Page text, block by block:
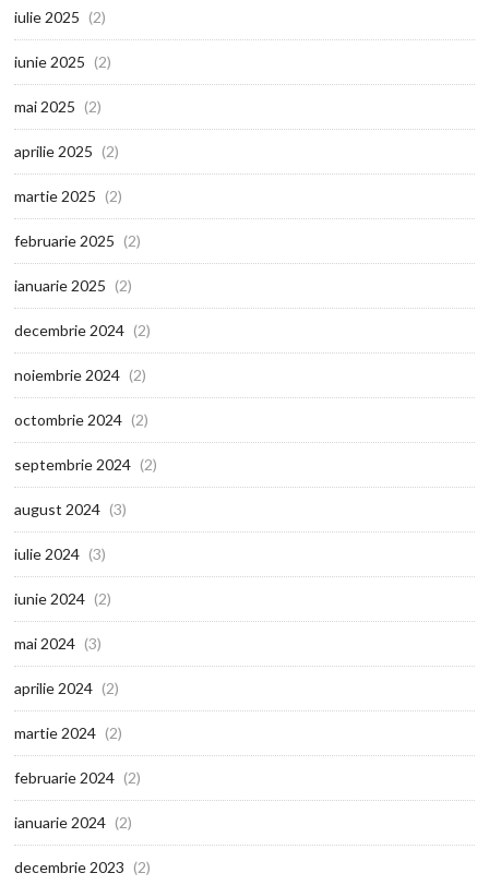
iulie 2025 (2)
iunie 2025 (2)
mai 2025 (2)
aprilie 2025 (2)
martie 2025 (2)
februarie 2025 (2)
ianuarie 2025 (2)
decembrie 2024 (2)
noiembrie 2024 (2)
octombrie 2024 (2)
septembrie 2024 (2)
august 2024 (3)
iulie 2024 (3)
iunie 2024 (2)
mai 2024 (3)
aprilie 2024 (2)
martie 2024 (2)
februarie 2024 (2)
ianuarie 2024 (2)
decembrie 2023 (2)